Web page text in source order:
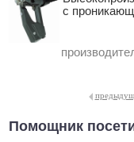
с
Помощник